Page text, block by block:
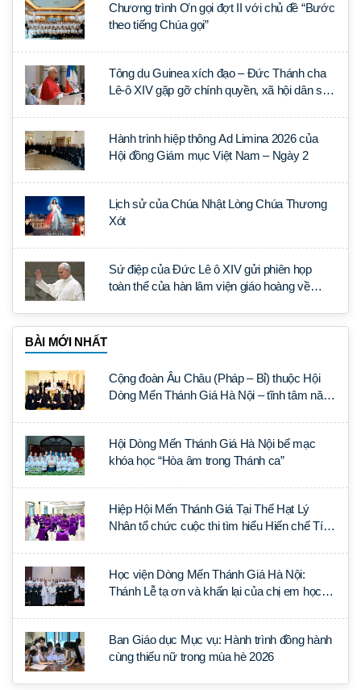
Chương trình Ơn gọi đợt II với chủ đề “Bước
theo tiếng Chúa gọi”
Tông du Guinea xích đạo – Đức Thánh cha
Lê-ô XIV gặp gỡ chính quyền, xã hội dân sự
Hành trình hiệp thông Ad Limina 2026 của
Hội đồng Giám mục Việt Nam – Ngày 2
Lịch sử của Chúa Nhật Lòng Chúa Thương
Xót
Sứ điệp của Đức Lê ô XIV gửi phiên họp
toàn thể của hàn lâm viện giáo hoàng về
BÀI MỚI NHẤT
Cộng đoàn Âu Châu (Pháp – Bỉ) thuộc Hội
Dòng Mến Thánh Giá Hà Nội – tĩnh tâm năm
Hội Dòng Mến Thánh Giá Hà Nội bế mạc
khóa học “Hòa âm trong Thánh ca”
Hiệp Hội Mến Thánh Giá Tại Thế Hạt Lý
Nhân tổ chức cuộc thi tìm hiểu Hiến chế Tín
Học viện Dòng Mến Thánh Giá Hà Nội:
Thánh Lễ tạ ơn và khấn lại của chị em học
Ban Giáo dục Mục vụ: Hành trình đồng hành
cùng thiếu nữ trong mùa hè 2026